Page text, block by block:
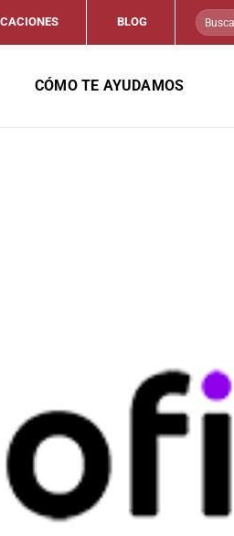
BLOG
CÓMO TE AYUDAMOS